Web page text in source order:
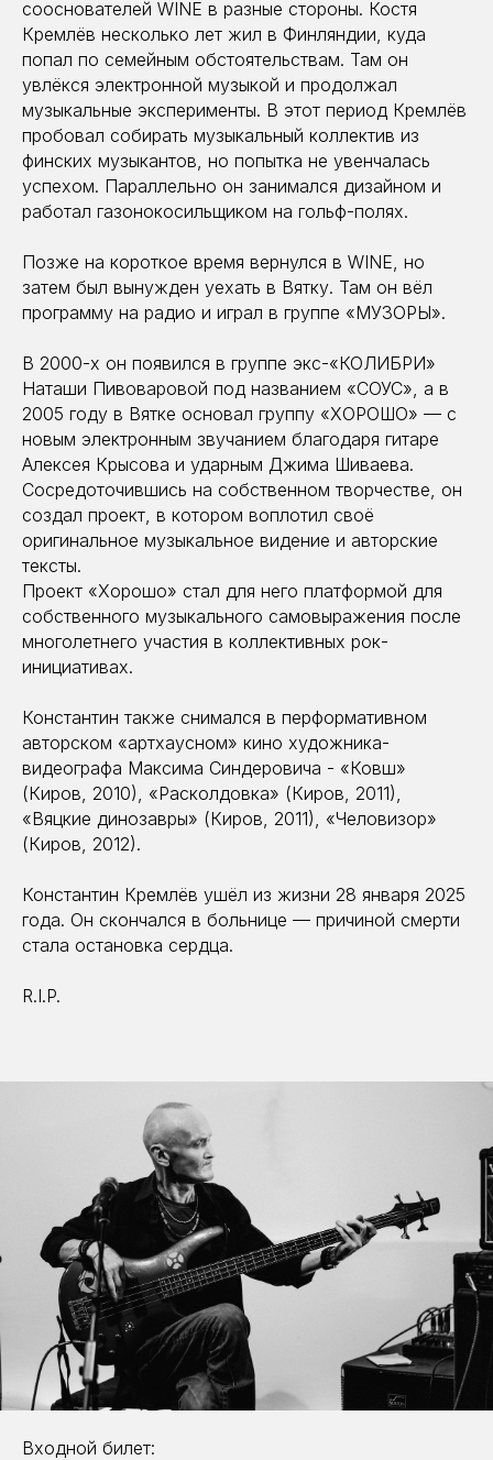
сооснователей WINE в разные стороны. Костя
Кремлёв несколько лет жил в Финляндии, куда
попал по семейным обстоятельствам. Там он
увлёкся электронной музыкой и продолжал
музыкальные эксперименты. В этот период Кремлёв
пробовал собирать музыкальный коллектив из
финских музыкантов, но попытка не увенчалась
успехом. Параллельно он занимался дизайном и
работал газонокосильщиком на гольф-полях.
Позже на короткое время вернулся в WINE, но
затем был вынужден уехать в Вятку. Там он вёл
программу на радио и играл в группе «МУЗОРЫ».
В 2000-х он появился в группе экс-«КОЛИБРИ»
Наташи Пивоваровой под названием «СОУС», а в
2005 году в Вятке основал группу «ХОРОШО» — с
новым электронным звучанием благодаря гитаре
Алексея Крысова и ударным Джима Шиваева.
Сосредоточившись на собственном творчестве, он
создал проект, в котором воплотил своё
оригинальное музыкальное видение и авторские
тексты.
Проект «Хорошо» стал для него платформой для
собственного музыкального самовыражения после
многолетнего участия в коллективных рок-
инициативах.
Константин также снимался в перформативном
авторском «артхаусном» кино художника-
видеографа Максима Синдеровича - «Ковш»
(Киров, 2010), «Расколдовка» (Киров, 2011),
«Вяцкие динозавры» (Киров, 2011), «Человизор»
(Киров, 2012).
Константин Кремлёв ушёл из жизни 28 января 2025
года. Он скончался в больнице — причиной смерти
стала остановка сердца.
R.I.P.
Входной билет: